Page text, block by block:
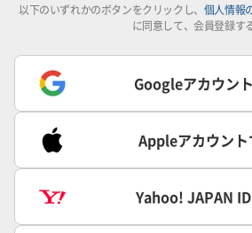
以下のいずれかのボタンをクリックし、 個人情報
に同意して、会員登録する
Googleアカウン
Appleアカウン
Yahoo! JAPAN